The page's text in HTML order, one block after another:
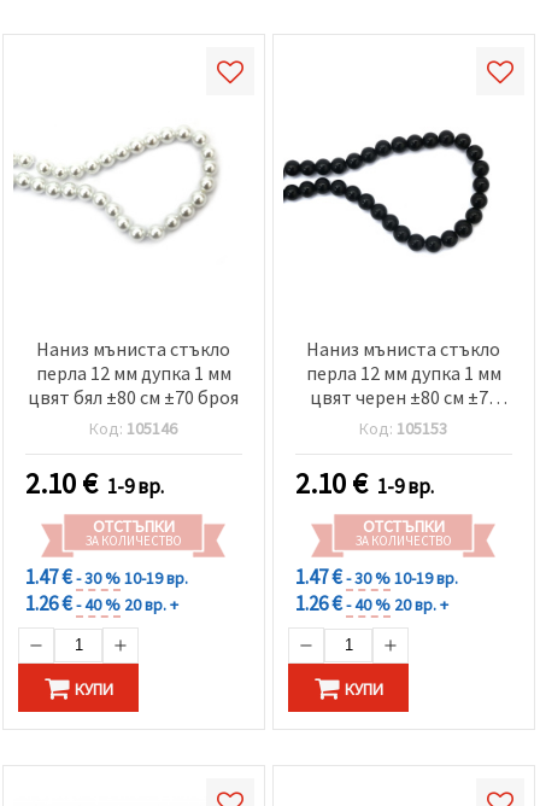
Наниз мъниста стъкло
перла 12 мм дупка 1 мм
цвят бял ±80 см ±70 броя
Код: 105146
2.10€ 1-9 вр.
ОТСТЪПКИ
ЗА КОЛИЧЕСТВО
1.47 €- 30 %10-19 вр.
1.26 €- 40 % 20 вр. +
КУПИ
Наниз мъниста стъкло
перла 12 мм дупка 1 мм
цвят черен ±80 см ±70
броя
Код: 105153
2.10€ 1-9 вр.
ОТСТЪПКИ
ЗА КОЛИЧЕСТВО
1.47 €- 30 %10-19 вр.
1.26 €- 40 % 20 вр. +
КУПИ